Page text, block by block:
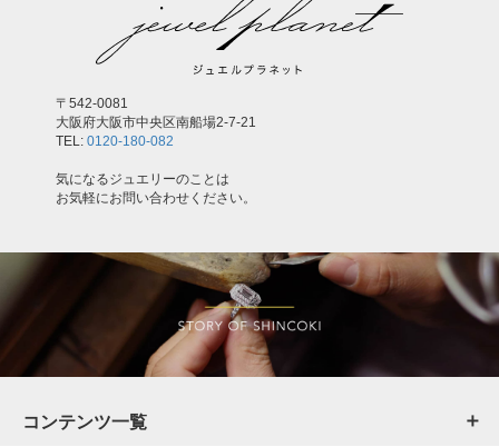
〒542-0081
大阪府大阪市中央区南船場2-7-21
TEL: 0120-180-082
気になるジュエリーのことは
お気軽にお問い合わせください。
コンテンツ一覧